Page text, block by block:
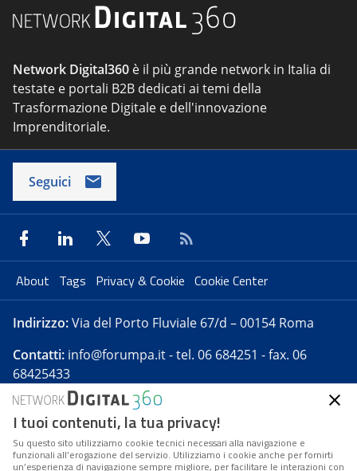
Network Digital360 è il più grande network in Italia di
testate e portali B2B dedicati ai temi della
Trasformazione Digitale e dell'innovazione
Imprenditoriale.
Seguici
About Tags Privacy & Cookie Cookie Center
Indirizzo:Via del Porto Fluviale 67/d – 00154 Roma
Contatti: info@forumpa.it- tel. 06 684251 - fax. 06
68425433
Forumpa.itè una pubblicazione telematica iscritta
presso Registro della stampa del Tribunale di Roma -
Reg. n. 182 del 2 maggio 2008 - Direttore resp. Michela
I tuoi contenuti, la tua privacy!
Su questo sito utilizziamo cookie tecnici necessari alla navigazione e
funzionali all’erogazione del servizio. Utilizziamo i cookie anche per fornirti
un’esperienza di navigazione sempre migliore, per facilitare le interazioni con